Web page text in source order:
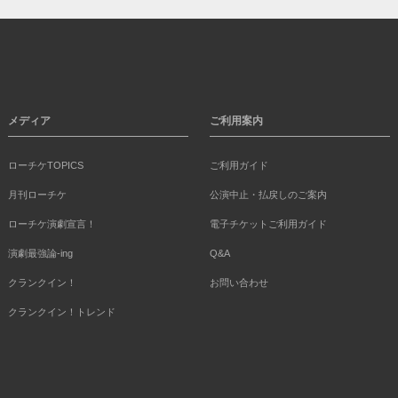
メディア
ローチケTOPICS
月刊ローチケ
ローチケ演劇宣言！
演劇最強論-ing
クランクイン！
クランクイン！トレンド
ご利用案内
ご利用ガイド
公演中止・払戻しのご案内
電子チケットご利用ガイド
Q&A
お問い合わせ